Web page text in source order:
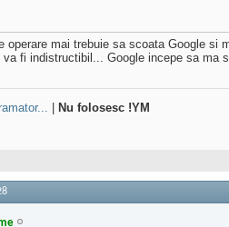
operare mai trebuie sa scoata Google
fi indistructibil... Google incepe sa ma
Nu folosesc !YM